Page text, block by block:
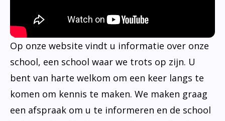
Op onze website vindt u informatie over onze
school, een school waar we trots op zijn. U
bent van harte welkom om een keer langs te
komen om kennis te maken. We maken graag
een afspraak om u te informeren en de school